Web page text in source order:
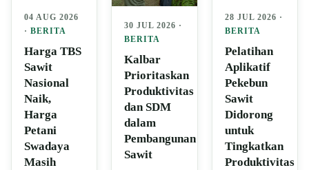
04 AUG 2026
· BERITA
Harga TBS
Sawit
Nasional
Naik,
Harga
Petani
Swadaya
Masih
30 JUL 2026 ·
BERITA
Kalbar
Prioritaskan
Produktivitas
dan SDM
dalam
Pembangunan
Sawit
28 JUL 2026 ·
BERITA
Pelatihan
Aplikatif
Pekebun
Sawit
Didorong
untuk
Tingkatkan
Produktivitas